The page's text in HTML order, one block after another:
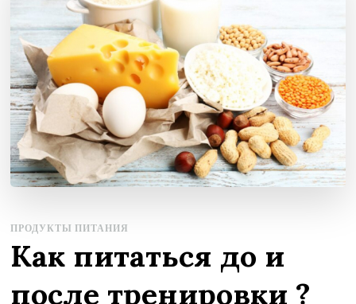
ПРОДУКТЫ ПИТАНИЯ
Как питаться до и
после тренировки ?